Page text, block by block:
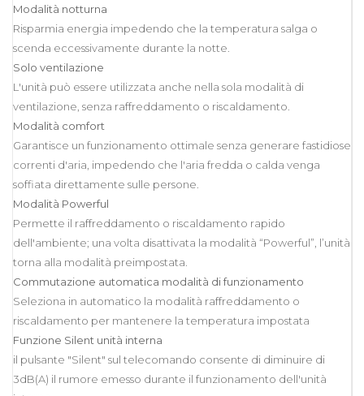
Modalità notturna
Risparmia energia impedendo che la temperatura salga o
scenda eccessivamente durante la notte.
Solo ventilazione
L'unità può essere utilizzata anche nella sola modalità di
ventilazione, senza raffreddamento o riscaldamento.
Modalità comfort
Garantisce un funzionamento ottimale senza generare fastidiose
correnti d'aria, impedendo che l'aria fredda o calda venga
soffiata direttamente sulle persone.
Modalità Powerful
Permette il raffreddamento o riscaldamento rapido
dell'ambiente; una volta disattivata la modalità “Powerful”, l’unità
torna alla modalità preimpostata.
Commutazione automatica modalità di funzionamento
Seleziona in automatico la modalità raffreddamento o
riscaldamento per mantenere la temperatura impostata
Funzione Silent unità interna
il pulsante "Silent" sul telecomando consente di diminuire di
3dB(A) il rumore emesso durante il funzionamento dell'unità